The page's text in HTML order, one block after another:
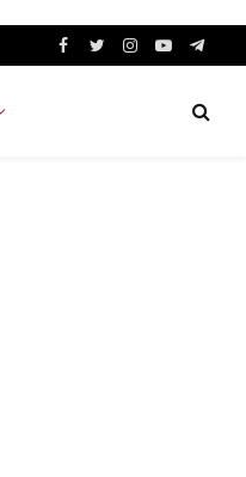
Facebook
TwitterInstagram
YouTube